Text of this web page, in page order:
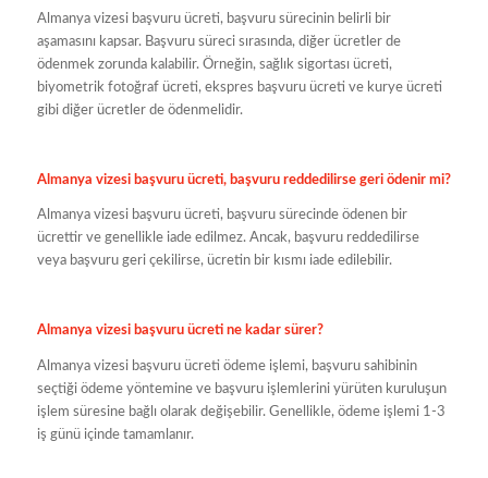
Almanya vizesi başvuru ücreti, başvuru sürecinin belirli bir
aşamasını kapsar. Başvuru süreci sırasında, diğer ücretler de
ödenmek zorunda kalabilir. Örneğin, sağlık sigortası ücreti,
biyometrik fotoğraf ücreti, ekspres başvuru ücreti ve kurye ücreti
gibi diğer ücretler de ödenmelidir.
Almanya vizesi başvuru ücreti, başvuru reddedilirse geri ödenir mi?
Almanya vizesi başvuru ücreti, başvuru sürecinde ödenen bir
ücrettir ve genellikle iade edilmez. Ancak, başvuru reddedilirse
veya başvuru geri çekilirse, ücretin bir kısmı iade edilebilir.
Almanya vizesi başvuru ücreti ne kadar sürer?
Almanya vizesi başvuru ücreti ödeme işlemi, başvuru sahibinin
seçtiği ödeme yöntemine ve başvuru işlemlerini yürüten kuruluşun
işlem süresine bağlı olarak değişebilir. Genellikle, ödeme işlemi 1-3
iş günü içinde tamamlanır.